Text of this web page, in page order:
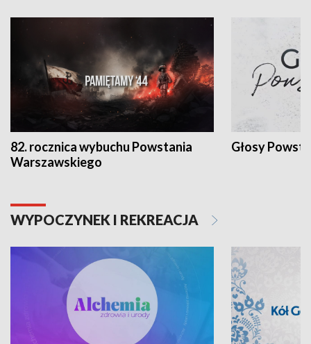
82. rocznica wybuchu Powstania
Warszawskiego
Głosy
WYPOCZYNEK I REKREACJA